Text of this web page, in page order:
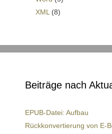
XML(8)
Beiträge nach
EPUB-Datei: Aufbau
Rückkonvertierung von E-